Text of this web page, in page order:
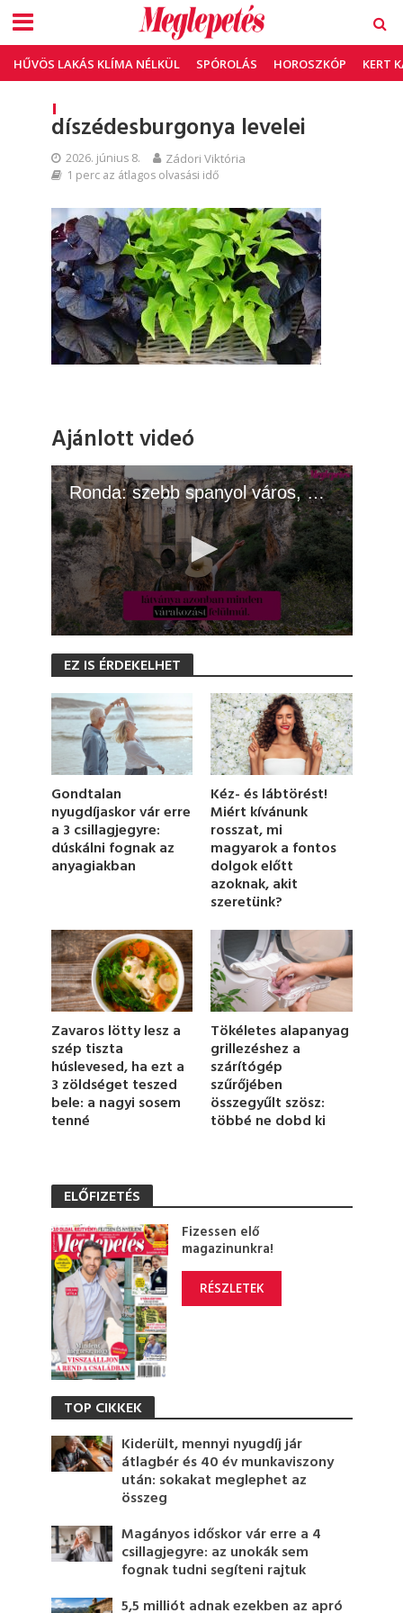
HŰVÖS LAKÁS KLÍMA NÉLKÜL SPÓROLÁS HOROSZKÓP KERT
díszédesburgonya levelei
2026. június 8. Zádori Viktória
1 perc az átlagos olvasási idő
Ajánlott videó
Ronda: szebb spanyol város, mint Madrid
s
o
n
d
s
m
i
n
u
t
e
s
e
c
o
n
d
s
EZ IS ÉRDEKELHET
Gondtalan
nyugdíjaskor vár erre
a 3 csillagjegyre:
dúskálni fognak az
anyagiakban
Kéz- és lábtörést!
Miért kívánunk
rosszat, mi
magyarok a fontos
dolgok előtt
azoknak, akit
szeretünk?
Zavaros lötty lesz a
szép tiszta
húslevesed, ha ezt a
3 zöldséget teszed
bele: a nagyi sosem
tenné
Tökéletes alapanyag
grillezéshez a
szárítógép
szűrőjében
összegyűlt szösz:
többé ne dobd ki
ELŐFIZETÉS
Fizessen elő
magazinunkra!
RÉSZLETEK
TOP CIKKEK
Kiderült, mennyi nyugdíj jár
átlagbér és 40 év munkaviszony
után: sokakat meglephet az
összeg
Magányos időskor vár erre a 4
csillagjegyre: az unokák sem
fognak tudni segíteni rajtuk
5,5 milliót adnak ezekben az apró